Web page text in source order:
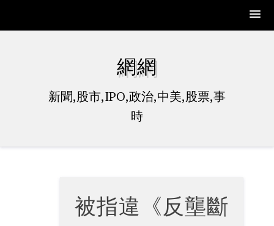
網網
新聞,股市,IPO,政治,中美,股票,事
時
被指違《反壟斷